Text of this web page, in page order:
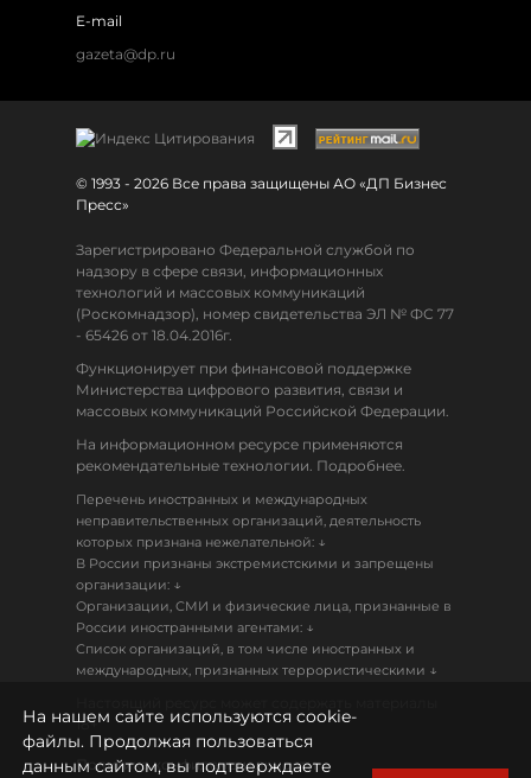
E-mail
gazeta@dp.ru
© 1993 - 2026 Все права защищены АО «ДП Бизнес
Пресс»
Зарегистрировано Федеральной службой по
надзору в сфере связи, информационных
технологий и массовых коммуникаций
(Роскомнадзор), номер свидетельства ЭЛ № ФС 77
- 65426 от 18.04.2016г.
Функционирует при финансовой поддержке
Министерства цифрового развития, связи и
массовых коммуникаций Российской Федерации.
На информационном ресурсе применяются
рекомендательные технологии. Подробнее.
Перечень иностранных и международных
неправительственных организаций, деятельность
которых признана нежелательной: ↓
В России признаны экстремистскими и запрещены
организации: ↓
Организации, СМИ и физические лица, признанные в
России иностранными агентами: ↓
Список организаций, в том числе иностранных и
международных, признанных террористическими ↓
18+
Политика конфиденциальности
На нашем сайте используются cookie-
файлы. Продолжая пользоваться
данным сайтом, вы подтверждаете